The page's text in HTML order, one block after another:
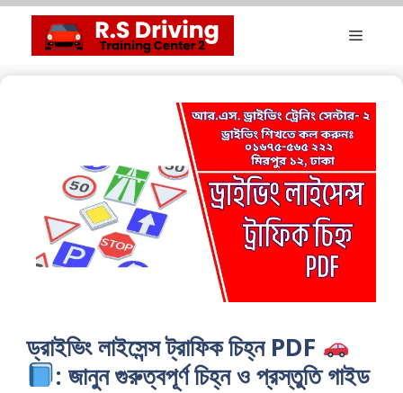
content
Menu
ড্রাইভিং লাইসেন্স ট্রাফিক চিহ্ন PDF
: জানুন গুরুত্বপূর্ণ চিহ্ন ও প্রস্তুতি গাইড